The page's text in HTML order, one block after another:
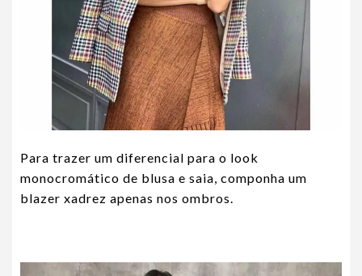
Para trazer um diferencial para o look
monocromático de blusa e saia, componha um
blazer xadrez apenas nos ombros.